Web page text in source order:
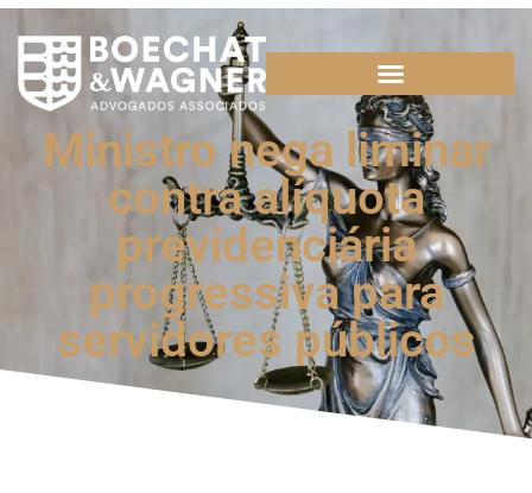
Ministro nega liminar
contra alíquota
previdenciária
progressiva para
servidores públicos